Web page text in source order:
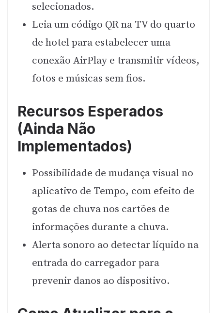
selecionados.
Leia um código QR na TV do quarto
de hotel para estabelecer uma
conexão AirPlay e transmitir vídeos,
fotos e músicas sem fios.
Recursos Esperados
(Ainda Não
Implementados)
Possibilidade de mudança visual no
aplicativo de Tempo, com efeito de
gotas de chuva nos cartões de
informações durante a chuva.
Alerta sonoro ao detectar líquido na
entrada do carregador para
prevenir danos ao dispositivo.